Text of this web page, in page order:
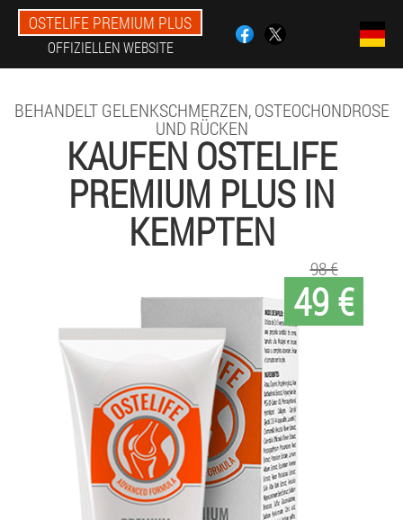
OSTELIFE PREMIUM PLUS
OFFIZIELLEN WEBSITE
BEHANDELT GELENKSCHMERZEN, OSTEOCHONDROSE
UND RÜCKEN
KAUFEN OSTELIFE
PREMIUM PLUS IN
KEMPTEN
49 €
98 €